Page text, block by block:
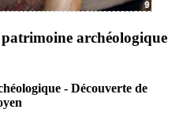
archéologique
- Découverte de